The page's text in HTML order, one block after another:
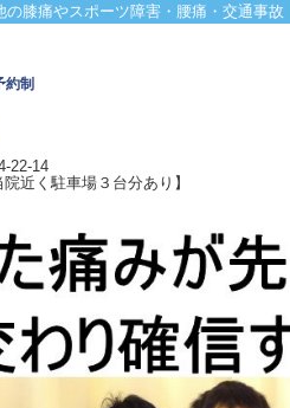
膝痛やスポーツ障害・腰痛・交通事
約制
22-14
近く駐車場３台分あり】